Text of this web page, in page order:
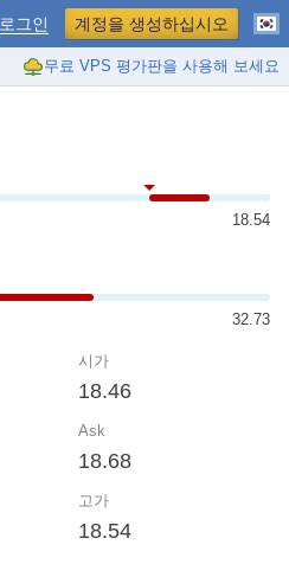
무료 VPS 평가판을 사용해 보세요
로그인 계정을 생성하십시오
18.54
32.73
시가
18.46
Ask
18.68
고가
18.54